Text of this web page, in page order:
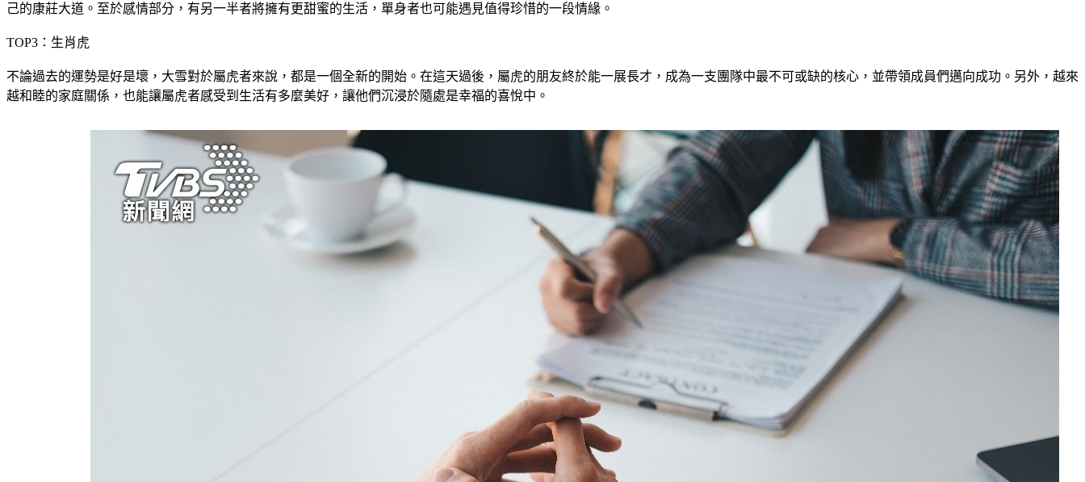
己的康莊大道。至於感情部分，有另一半者將擁有更甜蜜的生活，單身者也可能遇見值得珍惜的一段情緣。
TOP3：生肖虎
不論過去的運勢是好是壞，大雪對於屬虎者來說，都是一個全新的開始。在這天過後，屬虎的朋友終於能一展長才，成為一支團隊中最不可或缺的核心，並帶領成員們邁向成功。另外，越來
越和睦的家庭關係，也能讓屬虎者感受到生活有多麼美好，讓他們沉浸於隨處是幸福的喜悅中。